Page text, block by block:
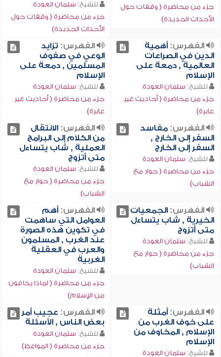
جزء من محاضرة ( وقفات حول
الأحداث الجديدة)
للشيخ: سلمان العودة
جزء من محاضرة ( وقفات حول
الأحداث الجديدة)
الفهرس:أهمية
الدين في الصراعات
العالمية , دمعة على
الإسلام
للشيخ: سلمان العودة
جزء من محاضرة ( أحاديث غير
عابرة)
الفهرس: تزايد
الوعي في صفوف
المسلمين , دمعة على
الإسلام
للشيخ: سلمان العودة
جزء من محاضرة ( أحاديث غير
عابرة)
الفهرس:مفاسد
السفر إلى الخارج ,
السفر إلى الخارج
للشيخ: سلمان العودة
جزء من محاضرة ( حوار مع
الشباب)
الفهرس:الانتقال
من الكلام إلى البرامج
العملية , شاب يتساءل
متى أتزوج
للشيخ: سلمان العودة
جزء من محاضرة ( حوار مع
الشباب)
الفهرس:الجمعيات
الخيرية , شاب يتساءل
متى أتزوج
للشيخ: سلمان العودة
جزء من محاضرة ( حوار مع
الشباب)
الفهرس:أهم
العوامل التي ساهمت
في تكوين هذه الصورة
عند الغرب , المسلمون
والعرب في العقلية
الغربية
للشيخ: سلمان العودة
جزء من محاضرة ( لماذا يخافون
من الإسلام)
الفهرس:أمثلة
على خوف الغرب من
الإسلام , المخاوف من
الإسلام
للشيخ: سلمان العودة
الفهرس: عجيب أمر
بعض الناس , الأسئلة
للشيخ: سلمان العودة
جزء من محاضرة ( المواعظ)